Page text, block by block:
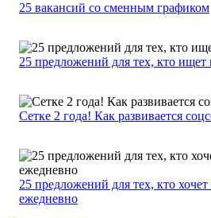
25 вакансий со сменным графиком
25 предложений для тех, кто ищет
Сетке 2 года! Как развивается
25 предложений для тех, кто
ежедневно